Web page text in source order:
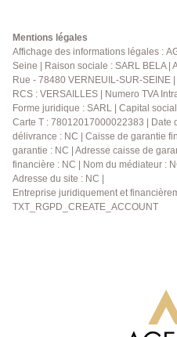
Mentions légales
Affichage des informations légales :
Seine | Raison sociale : SARL BELA |
Rue - 78480 VERNEUIL-SUR-SEINE
RCS : VERSAILLES | Numero TVA
Forme juridique : SARL | Capital
Carte T : 78012017000022383 | Date
délivrance : NC | Caisse de garantie
garantie : NC | Adresse caisse de
financière : NC | Nom du médiateur :
Adresse du site : NC |
Entreprise juridiquement et
TXT_RGPD_CREATE_ACCOUNT